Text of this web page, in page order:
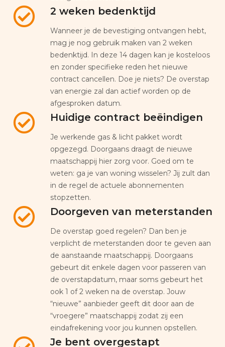
2 weken bedenktijd
Wanneer je de bevestiging ontvangen hebt,
mag je nog gebruik maken van 2 weken
bedenktijd. In deze 14 dagen kan je kosteloos
en zonder specifieke reden het nieuwe
contract cancellen. Doe je niets? De overstap
van energie zal dan actief worden op de
afgesproken datum.
Huidige contract beëindigen
Je werkende gas & licht pakket wordt
opgezegd. Doorgaans draagt de nieuwe
maatschappij hier zorg voor. Goed om te
weten: ga je van woning wisselen? Jij zult dan
in de regel de actuele abonnementen
stopzetten.
Doorgeven van meterstanden
De overstap goed regelen? Dan ben je
verplicht de meterstanden door te geven aan
de aanstaande maatschappij. Doorgaans
gebeurt dit enkele dagen voor passeren van
de overstapdatum, maar soms gebeurt het
ook 1 of 2 weken na de overstap. Jouw
“nieuwe” aanbieder geeft dit door aan de
“vroegere” maatschappij zodat zij een
eindafrekening voor jou kunnen opstellen.
Je bent overgestapt